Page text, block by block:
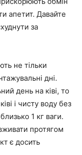
апетит. Давайте
за
не тільки
дні.
день на ківі, то
і чисту воду без
1 кг ваги.
протягом
є досить